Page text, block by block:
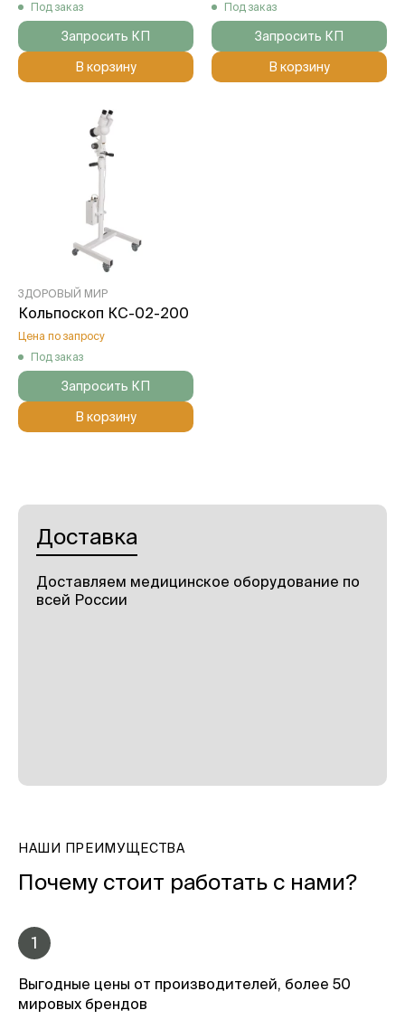
Под заказ
Запросить КП
В корзину
Под заказ
Запросить КП
В корзину
ЗДОРОВЫЙ МИР
Кольпоскоп КС-02-200
Цена по запросу
Под заказ
Запросить КП
В корзину
Доставка
Доставляем медицинское оборудование по
всей России
НАШИ ПРЕИМУЩЕСТВА
Почему стоит работать с нами?
1
Выгодные цены от производителей, более 50
мировых брендов